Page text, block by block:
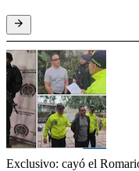
Exclusivo: cayó el